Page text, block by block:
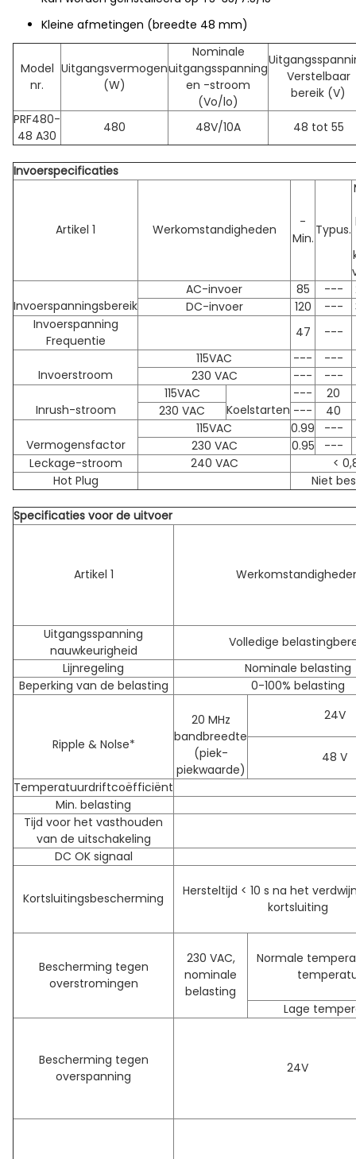
Kleine afmetingen (breedte 48 mm)
Model
nr.
Uitgangsvermogen
(W)
Nominale
uitgangsspanning
en -stroom
(Vo/lo)
Verstelbaar
bereik (V)
PRF480-
48 A30
480 48V/10A 48 tot 55
Invoerspecificaties
Artikel 1 Werkomstandigheden
-
Min.
Typus.
Invoerspanningsbereik
AC-invoer 85 ---
DC-invoer
120 ---
Invoerspanning
Frequentie
47 ---
Invoerstroom
115VAC ---
---
230 VAC
--- ---
Inrush-stroom
115VAC
Koelstarten
---
20
230 VAC
--- 40
Vermogensfactor
115VAC 0.99
---
230 VAC
0.95
---
Leckage-stroom
240 VAC
<
Hot Plug
Niet
Specificaties voor de uitvoer
Artikel 1
Uitgangsspanning
nauwkeurigheid
Volledige
Lijnregeling
Nominale belasting
Beperking van de belasting
0-100% belasting
Ripple & Nolse*
20 MHz
bandbreedte
(piek-
piekwaarde)
24V
48 V
Temperatuurdriftcoëfficiënt
Min. belasting
Tijd voor het vasthouden
van de uitschakeling
DC OK signaal
Kortsluitingsbescherming
Hersteltijd < 10 s na het
kortsluiting
Bescherming tegen
overstromingen
230 VAC,
nominale
belasting
Normale
Lage
Bescherming tegen
overspanning
24V